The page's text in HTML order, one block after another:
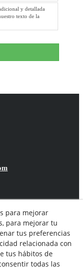
y detallada
texto de la
para mejorar
para mejorar tu
tus preferencias
relacionada con
tus hábitos de
todas las